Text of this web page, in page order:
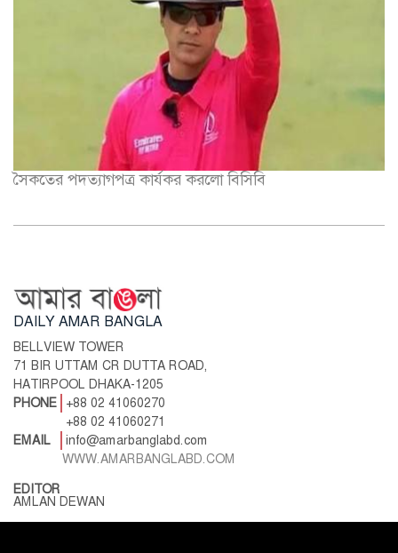
সৈকতের পদত্যাগপত্র কার্যকর করলো বিসিবি
DAILY AMAR BANGLA
BELLVIEW TOWER
71 BIR UTTAM CR DUTTA ROAD,
HATIRPOOL DHAKA-1205
PHONE
+88 02 41060270
+88 02 41060271
EMAIL
info@amarbanglabd.com
WWW.AMARBANGLABD.COM
EDITOR
AMLAN DEWAN